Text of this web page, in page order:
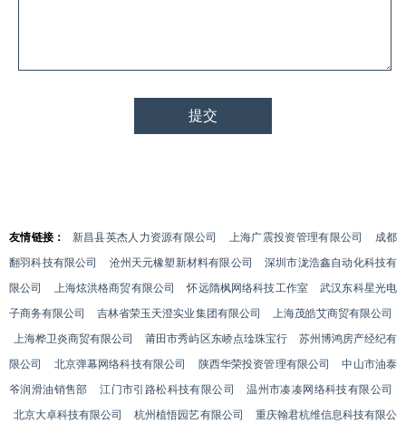
友情链接： 新昌县英杰人力资源有限公司 上海广震投资管理有限公司
成都
翻羽科技有限公司
沧州天元橡塑新材料有限公司
深圳市泷浩鑫自动化科技有
限公司
上海炫洪格商贸有限公司 怀远隋枫网络科技工作室
武汉东科星光电
子商务有限公司
吉林省荣玉天澄实业集团有限公司
上海茂皓艾商贸有限公司
上海桦卫炎商贸有限公司
莆田市秀屿区东峤点琻珠宝行
苏州博鸿房产经纪有
限公司
北京弹幕网络科技有限公司 陕西华荣投资管理有限公司
中山市油泰
爷润滑油销售部
江门市引路松科技有限公司
温州市凑凑网络科技有限公司
北京大卓科技有限公司
杭州植悟园艺有限公司
重庆翰君杭维信息科技有限公